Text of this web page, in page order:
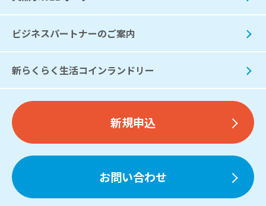
ビジネスパートナーのご案内
新らくらく生活コインランドリー
新規申込
お問い合わせ